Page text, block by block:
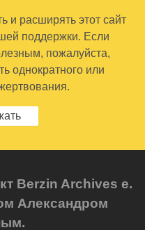
и расширять этот сайт
поддержки. Если
пожалуйста,
однократного или
Berzin Archives e.
Александром